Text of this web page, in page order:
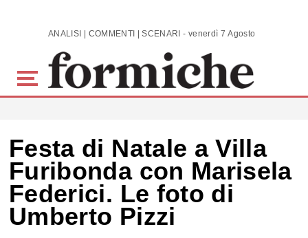
Skip to main content ANALISI | COMMENTI | SCENARI - venerdì 7 Agosto 2026
Festa di Natale a Villa
Furibonda con Marisela
Federici. Le foto di
Umberto Pizzi